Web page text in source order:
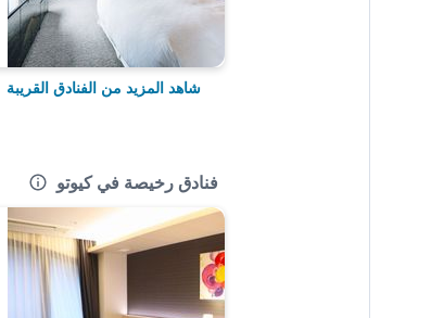
شاهد المزيد من الفنادق القريبة
فنادق رخيصة في كيوتو